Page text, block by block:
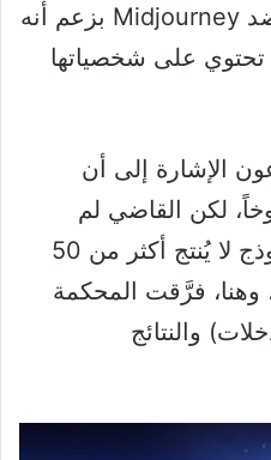
كما رفعت ديزني دعوى ضد Midjourney بزعم أنه
تحتوي على شخصياتها
الإشارة إلى أن
لكن القاضي لم
يقتنع، مشيراً إلى أن النموذج لا يُنتج أكثر من 50
وهنا، فرَّقت المحكمة
والنتائج